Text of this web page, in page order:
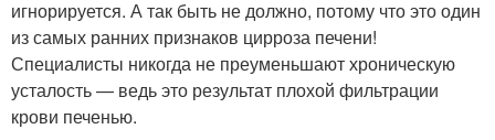
игнорируется. А так быть не должно, потому что это один
из самых ранних признаков цирроза печени!
Специалисты никогда не преуменьшают хроническую
усталость — ведь это результат плохой фильтрации
крови печенью.